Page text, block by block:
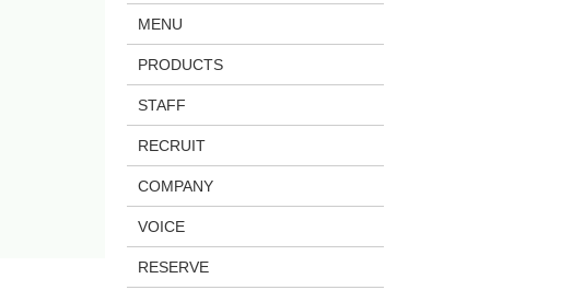
MENU
PRODUCTS
STAFF
RECRUIT
COMPANY
VOICE
RESERVE